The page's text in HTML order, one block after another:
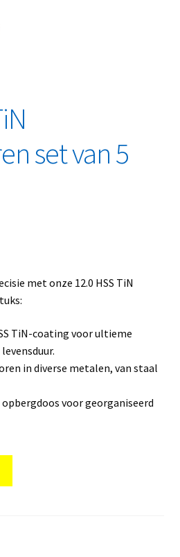
set van 5
met onze 12.0 HSS TiN
TiN-coating voor ultieme
in diverse metalen, van staal
voor georganiseerd